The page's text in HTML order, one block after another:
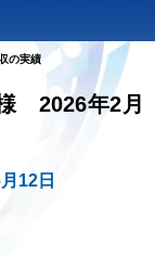
の実績
2026年2月
12日